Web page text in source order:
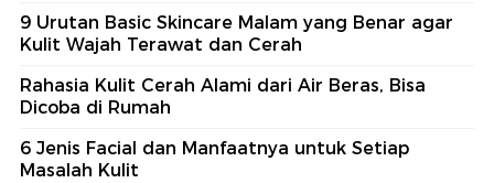
9 Urutan Basic Skincare Malam yang Benar agar
Kulit Wajah Terawat dan Cerah
Rahasia Kulit Cerah Alami dari Air Beras, Bisa
Dicoba di Rumah
6 Jenis Facial dan Manfaatnya untuk Setiap
Masalah Kulit